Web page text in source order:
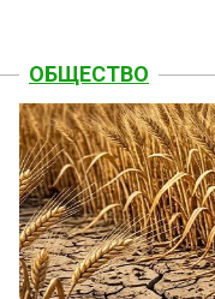
ОБЩЕСТВО